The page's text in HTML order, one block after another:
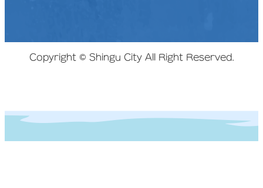
Copyright © Shingu City All Right Reserved.